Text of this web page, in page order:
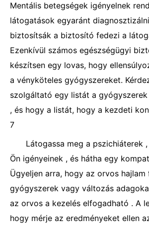
Mentális betegségek igényelnek
látogatások egyaránt
biztosítsák a biztosító fedezi a
Ezenkívül számos egészségügyi
készítsen egy lovas, hogy
a vényköteles gyógyszereket.
szolgáltató egy listát a
, és hogy a listát, hogy a kezdeti
7
Látogassa meg a pszichiáterek
Ön igényeinek , és hátha egy
Ügyeljen arra, hogy az orvos hajlam
gyógyszerek vagy változás
az orvos a kezelés elfogadható . A
hogy mérje az eredményeket ellen